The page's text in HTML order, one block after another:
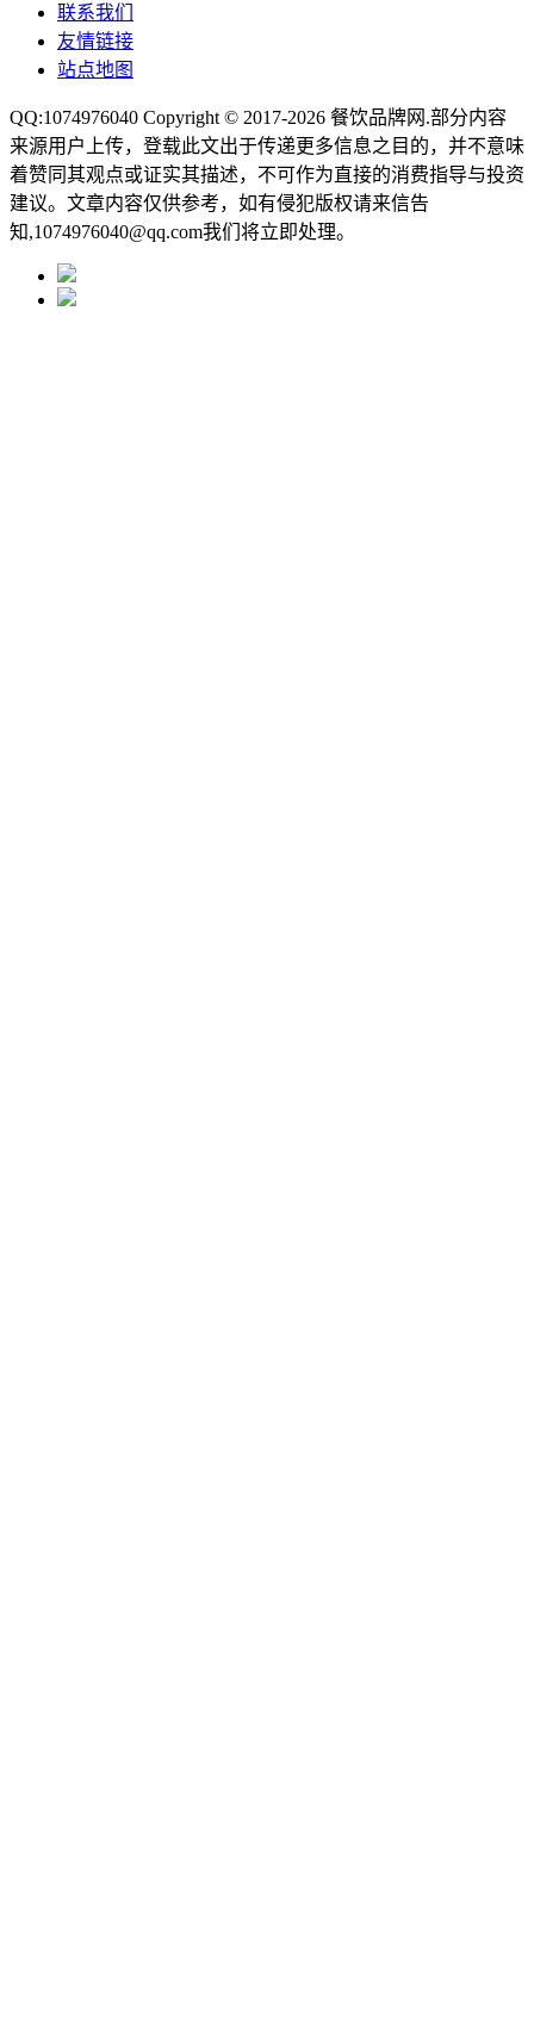
联系我们
友情链接
站点地图
QQ:1074976040 Copyright © 2017-2026 餐饮品牌网 .部分内容
来源用户上传，登载此文出于传递更多信息之目的，并不意味
着赞同其观点或证实其描述，不可作为直接的消费指导与投资
建议。文章内容仅供参考，如有侵犯版权请来信告
知,1074976040@qq.com我们将立即处理。